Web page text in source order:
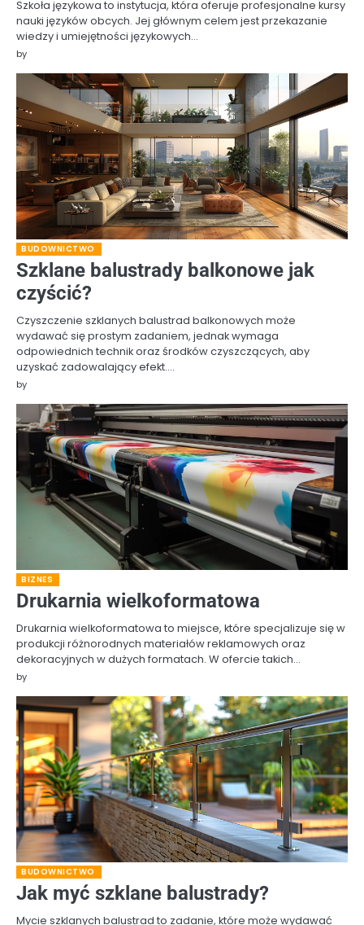
Szkoła językowa to instytucja, która oferuje profesjonalne kursy
nauki języków obcych. Jej głównym celem jest przekazanie
wiedzy i umiejętności językowych…
by
BUDOWNICTWO
Szklane balustrady balkonowe jak
czyścić?
Czyszczenie szklanych balustrad balkonowych może
wydawać się prostym zadaniem, jednak wymaga
odpowiednich technik oraz środków czyszczących, aby
uzyskać zadowalający efekt.…
by
BIZNES
Drukarnia wielkoformatowa
Drukarnia wielkoformatowa to miejsce, które specjalizuje się w
produkcji różnorodnych materiałów reklamowych oraz
dekoracyjnych w dużych formatach. W ofercie takich…
by
BUDOWNICTWO
Jak myć szklane balustrady?
Mycie szklanych balustrad to zadanie, które może wydawać